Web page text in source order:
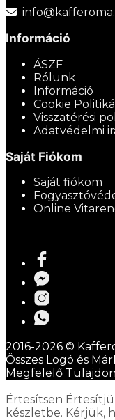
Információ
ÁSZF
Rólunk
Információ
Cookie
Visszatérési
Adatvédelmi
Saját Fiókom
Saját fiókom
Online
2016-2026 ©
Összes Logó és
Megfelelő
Értesítsen
készletbe. Kérjük,